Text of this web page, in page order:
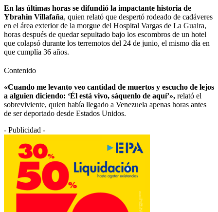
En las últimas horas se difundió la impactante historia de
Ybrahin Villafaña, quien relató que despertó rodeado de cadáveres
en el área exterior de la morgue del Hospital Vargas de La Guaira,
horas después de quedar sepultado bajo los escombros de un hotel
que colapsó durante los terremotos del 24 de junio, el mismo día en
que cumplía 36 años.
Contenido
«Cuando me levanto veo cantidad de muertos y escucho de lejos
a alguien diciendo: ‘Él está vivo, sáquenlo de aquí’», relató el
sobreviviente, quien había llegado a Venezuela apenas horas antes
de ser deportado desde Estados Unidos.
- Publicidad -